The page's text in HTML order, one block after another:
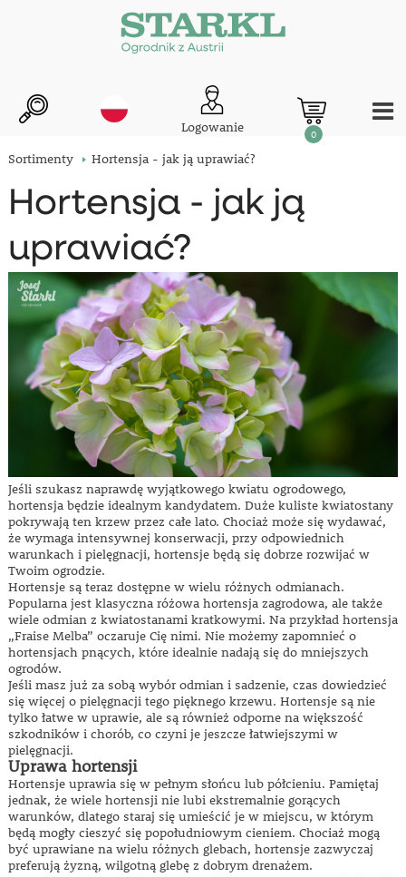
Logowanie 0
Sortimenty Hortensja - jak ją uprawiać?
Hortensja - jak ją
uprawiać?
Jeśli szukasz naprawdę wyjątkowego kwiatu ogrodowego,
hortensja będzie idealnym kandydatem. Duże kuliste kwiatostany
pokrywają ten krzew przez całe lato. Chociaż może się wydawać,
że wymaga intensywnej konserwacji, przy odpowiednich
warunkach i pielęgnacji, hortensje będą się dobrze rozwijać w
Twoim ogrodzie.
Hortensje są teraz dostępne w wielu różnych odmianach.
Popularna jest klasyczna różowa hortensja zagrodowa, ale także
wiele odmian z kwiatostanami kratkowymi. Na przykład hortensja
„Fraise Melba” oczaruje Cię nimi. Nie możemy zapomnieć o
hortensjach pnących, które idealnie nadają się do mniejszych
ogrodów.
Jeśli masz już za sobą wybór odmian i sadzenie, czas dowiedzieć
się więcej o pielęgnacji tego pięknego krzewu. Hortensje są nie
tylko łatwe w uprawie, ale są również odporne na większość
szkodników i chorób, co czyni je jeszcze łatwiejszymi w
pielęgnacji.
Uprawa hortensji
Hortensje uprawia się w pełnym słońcu lub półcieniu. Pamiętaj
jednak, że wiele hortensji nie lubi ekstremalnie gorących
warunków, dlatego staraj się umieścić je w miejscu, w którym
będą mogły cieszyć się popołudniowym cieniem. Chociaż mogą
być uprawiane na wielu różnych glebach, hortensje zazwyczaj
preferują żyzną, wilgotną glebę z dobrym drenażem.